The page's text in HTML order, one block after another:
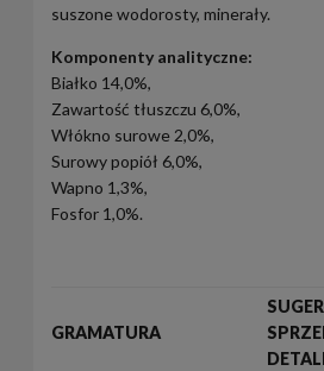
suszone wodorosty, minerały.
Komponenty analityczne:
Białko 14,0%,
Zawartość tłuszczu 6,0%,
Włókno surowe 2,0%,
Surowy popiół 6,0%,
Wapno 1,3%,
Fosfor 1,0%.
GRAMATURA